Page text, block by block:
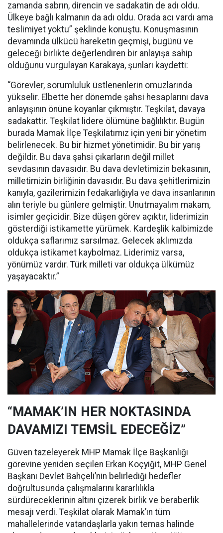
zamanda sabrın, direncin ve sadakatin de adı oldu.
Ülkeye bağlı kalmanın da adı oldu. Orada acı vardı ama
teslimiyet yoktu” şeklinde konuştu. Konuşmasının
devamında ülkücü hareketin geçmişi, bugünü ve
geleceği birlikte değerlendiren bir anlayışa sahip
olduğunu vurgulayan Karakaya, şunları kaydetti:
“Görevler, sorumluluk üstlenenlerin omuzlarında
yükselir. Elbette her dönemde şahsi hesaplarını dava
anlayışının önüne koyanlar çıkmıştır. Teşkilat, davaya
sadakattir. Teşkilat lidere ölümüne bağlılıktır. Bugün
burada Mamak İlçe Teşkilatımız için yeni bir yönetim
belirlenecek. Bu bir hizmet yönetimidir. Bu bir yarış
değildir. Bu dava şahsi çıkarların değil millet
sevdasının davasıdır. Bu dava devletimizin bekasının,
milletimizin birliğinin davasıdır. Bu dava şehitlerimizin
kanıyla, gazilerimizin fedakarlığıyla ve dava insanlarının
alın teriyle bu günlere gelmiştir. Unutmayalım makam,
isimler geçicidir. Bize düşen görev açıktır, liderimizin
gösterdiği istikamette yürümek. Kardeşlik kalbimizde
oldukça saflarımız sarsılmaz. Gelecek aklımızda
oldukça istikamet kaybolmaz. Liderimiz varsa,
yönümüz vardır. Türk milleti var oldukça ülkümüz
yaşayacaktır.”
“MAMAK’IN HER NOKTASINDA
DAVAMIZI TEMSİL EDECEĞİZ”
Güven tazeleyerek MHP Mamak İlçe Başkanlığı
görevine yeniden seçilen Erkan Koçyiğit, MHP Genel
Başkanı Devlet Bahçeli’nin belirlediği hedefler
doğrultusunda çalışmalarını kararlılıkla
sürdüreceklerinin altını çizerek birlik ve beraberlik
mesajı verdi. Teşkilat olarak Mamak’ın tüm
mahallelerinde vatandaşlarla yakın temas halinde